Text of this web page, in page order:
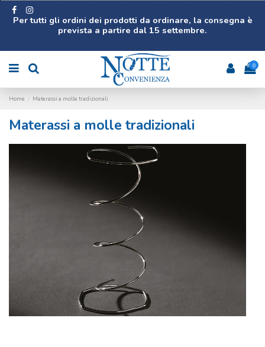
Per tutti gli ordini dei prodotti da ordinare, la consegna è
prevista a partire dal 15 settembre.
0
Home Materassi a molle tradizionali
Materassi a molle tradizionali